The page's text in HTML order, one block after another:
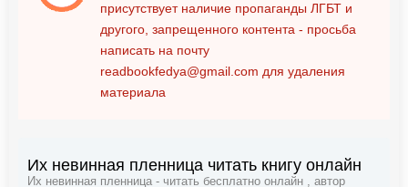
присутствует наличие пропаганды ЛГБТ и
другого, запрещенного контента - просьба
написать на почту
readbookfedya@gmail.com для удаления
материала
Их невинная пленница читать книгу онлайн
Их невинная пленница - читать бесплатно онлайн , автор